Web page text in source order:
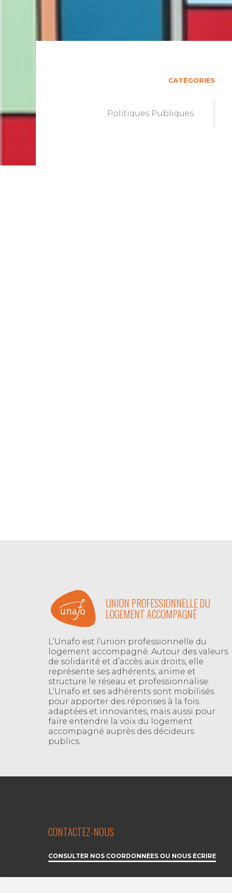
CATÉGORIES
Politiques Publiques
UNION PROFESSIONNELLE DU
LOGEMENT ACCOMPAGNÉ
L’Unafo est l’union professionnelle du
logement accompagné. Autour des valeurs
de solidarité et d’accès aux droits, elle
représente ses adhérents, anime et
structure le réseau et professionnalise.
L’Unafo et ses adhérents sont mobilisés
pour apporter des réponses à la fois
adaptées et innovantes, mais aussi pour
faire entendre la voix du logement
accompagné auprès des décideurs
publics..
CONTACTEZ-NOUS
CONSULTER NOS COORDONNÉES OU NOUS ÉCRIRE